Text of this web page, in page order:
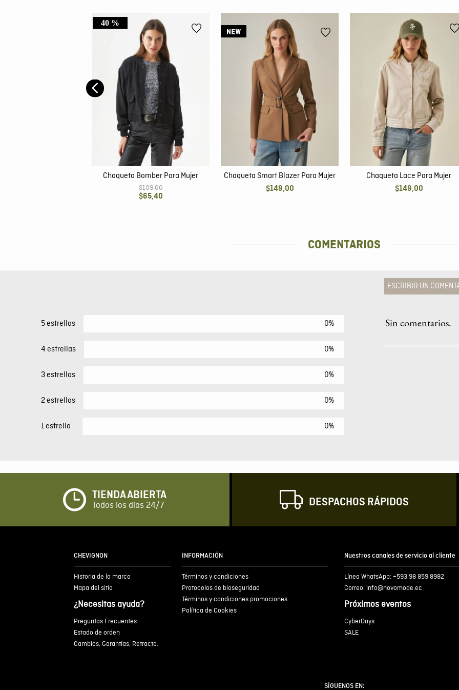
40 %
Chaqueta Bomber Para Mujer
$109,00
$65,40
Chaqueta Smart Blazer Para Mujer
$149,00
Chaqueta Lace Para Mujer
$149,00
COMENTARIOS
5 estrellas 0%
4 estrellas 0%
3 estrellas 0%
2 estrellas 0%
1 estrella 0%
ESCRIBIR UN
Agregar
Escribir comentario
Sin comentarios.
TIENDA ABIERTA
Todos los días 24/7 DESPACHOS RÁPIDOS
CHEVIGNON
Historia de la marca
Mapa del sitio
¿Necesitas ayuda?
Preguntas Frecuentes
Estado de orden
Cambios, Garantías, Retracto.
INFORMACIÓN
Términos y condiciones
Protocolos de bioseguridad
Términos y condiciones promociones
Política de Cookies
Nuestros canales de servicio al cliente
Línea WhatsApp: +593 98 859 8982
Correo: info@novomode.ec
Próximos eventos
CyberDays
SALE
SÍGUENOS EN: